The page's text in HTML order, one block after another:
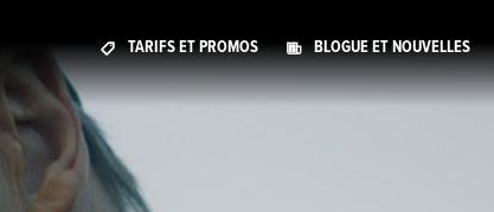
TARIFS ET PROMOS BLOGUE ET NOUVELLES